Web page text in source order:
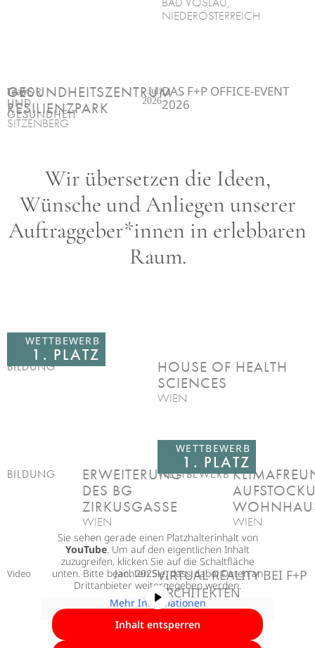
NIEDERÖSTERREICH
Team
Juli
2026
DAS F+P OFFICE-EVENT
2026
LABOR
UND
GESUNDHEIT
GESUNDHEITSZENTRUM
RESILIENZPARK
SITZENBERG
Wir übersetzen die Ideen,
Wünsche und Anliegen unserer
Auftraggeber*innen in erlebbaren
Raum.
WETTBEWERB
1. PLATZ
BILDUNG
HOUSE OF HEALTH
SCIENCES
WIEN
BILDUNG
ERWEITERUNG
DES BG
ZIRKUSGASSE
WIEN
WETTBEWERB
1. PLATZ
WETTBEWERB
WIEN
Sie sehen gerade einen Platzhalterinhalt von
YouTube . Um auf den eigentlichen Inhalt
zuzugreifen, klicken Sie auf die Schaltfläche
unten. Bitte beachten Sie, dass dabei Daten an
Drittanbieter weitergegeben werden.
Mehr Informationen
Inhalt entsperren
Video Jan. 2025VIRTUAL REALITY BEI F+P
ARCHITEKTEN